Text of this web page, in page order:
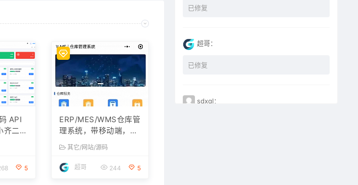
API
齐二开
5
ERP/MES/WMS仓库管
理系统，带移动端，有
其它/网站/源码
超哥 244 5
已修复
超哥：
已修复
sdxql：